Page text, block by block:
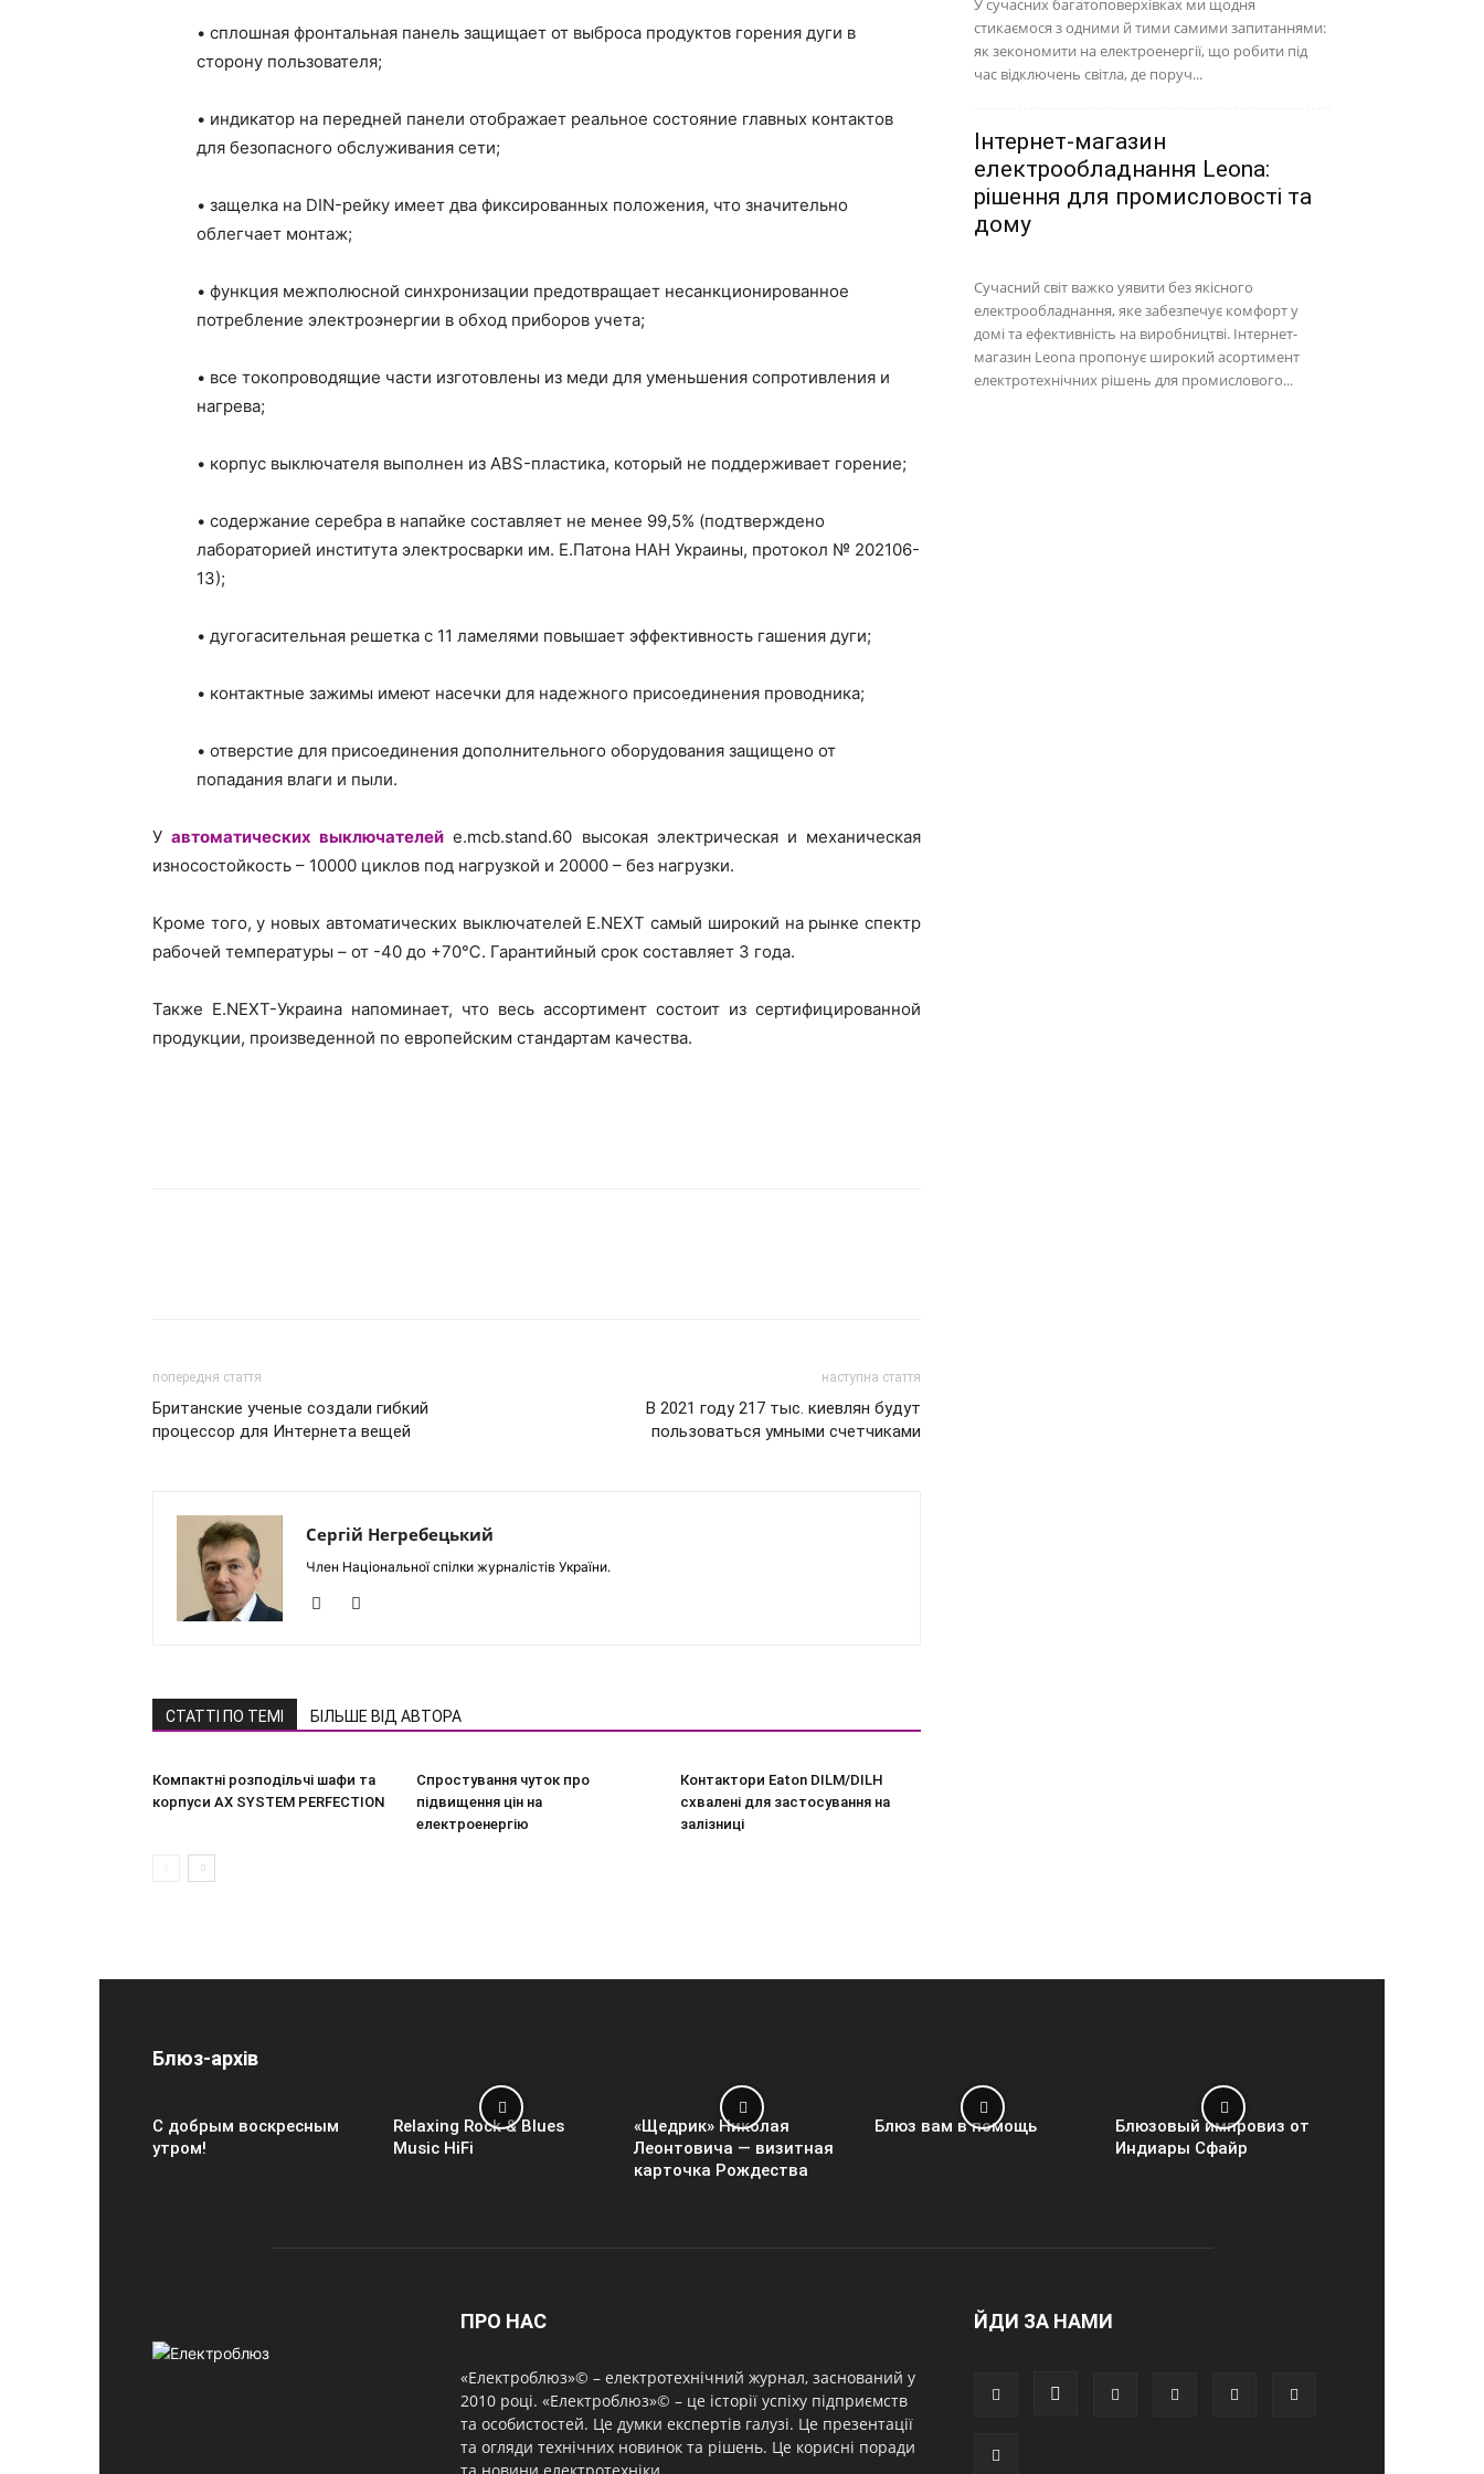
• сплошная фронтальная панель защищает от выброса продуктов горения дуги в
сторону пользователя;
• индикатор на передней панели отображает реальное состояние главных контактов
для безопасного обслуживания сети;
• защелка на DIN-рейку имеет два фиксированных положения, что значительно
облегчает монтаж;
• функция межполюсной синхронизации предотвращает несанкционированное
потребление электроэнергии в обход приборов учета;
• все токопроводящие части изготовлены из меди для уменьшения сопротивления и
нагрева;
• корпус выключателя выполнен из ABS-пластика, который не поддерживает горение;
• содержание серебра в напайке составляет не менее 99,5% (подтверждено
лабораторией института электросварки им. Е.Патона НАН Украины, протокол № 202106-
13);
• дугогасительная решетка с 11 ламелями повышает эффективность гашения дуги;
• контактные зажимы имеют насечки для надежного присоединения проводника;
• отверстие для присоединения дополнительного оборудования защищено от
попадания влаги и пыли.
Уавтоматических выключателей e.mcb.stand.60 высокая электрическая и механическая
износостойкость – 10000 циклов под нагрузкой и 20000 – без нагрузки.
Кроме того, у новых автоматических выключателей E.NEXT самый широкий на рынке спектр
рабочей температуры – от -40 до +70℃. Гарантийный срок составляет 3 года.
Также E.NEXT-Украина напоминает, что весь ассортимент состоит из сертифицированной
продукции, произведенной по европейским стандартам качества.
попередня стаття
Британские ученые создали гибкий
процессор для Интернета вещей
наступна стаття
В 2021 году 217 тыс. киевлян будут
пользоваться умными счетчиками
Сергій Негребецький
Член Національної спілки журналістів України.
СТАТТІ ПО ТЕМІ БІЛЬШЕ ВІД АВТОРА
Компактні розподільчі шафи та
корпуси AX SYSTEM PERFECTION
Спростування чуток про
підвищення цін на
електроенергію
Контактори Eaton DILM/DILH
схвалені для застосування на
залізниці
У сучасних багатоповерхівках ми щодня
стикаємося з одними й тими самими запитаннями:
як зекономити на електроенергії, що робити під
час відключень світла, де поруч...
Інтернет-магазин
електрообладнання Leona:
рішення для промисловості та
дому
Сучасний світ важко уявити без якісного
електрообладнання, яке забезпечує комфорт у
домі та ефективність на виробництві. Інтернет-
магазин Leona пропонує широкий асортимент
електротехнічних рішень для промислового...
Блюз-архів
С добрым воскресным
утром!
Relaxing Rock & Blues
Music HiFi
«Щедрик» Николая
Леонтовича — визитная
карточка Рождества
Блюз вам в помощь
Блюзовый импровиз от
Индиары Сфайр
ПРО НАС
«Електроблюз»© – електротехнічний журнал, заснований у
2010 році. «Електроблюз»© – це історії успіху підприємств
та особистостей. Це думки експертів галузі. Це презентації
та огляди технічних новинок та рішень. Це корисні поради
ЙДИ ЗА НАМИ